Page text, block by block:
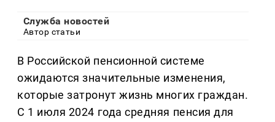
Служба новостей
Автор статьи
В Российской пенсионной системе
ожидаются значительные изменения,
которые затронут жизнь многих граждан.
С 1 июля 2024 года средняя пенсия для